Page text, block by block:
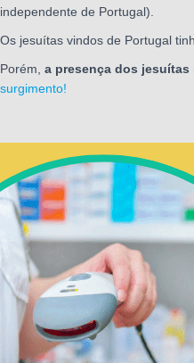
independente de Portugal).
Os jesuítas vindos de Portugal
Porém, a presença dos
surgimento!